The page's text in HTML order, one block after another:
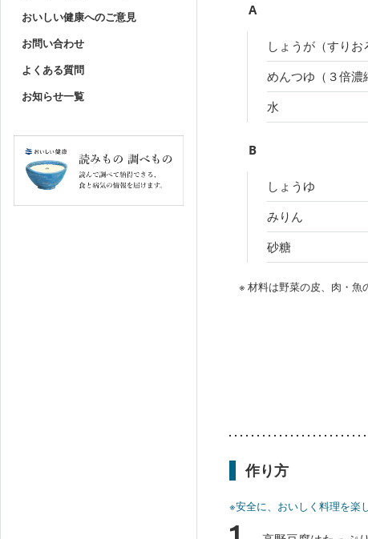
おいしい健康へのご意見
お問い合わせ
よくある質問
お知らせ一覧
A
しょうが（すりお
めんつゆ（３倍濃
水
B
しょうゆ
みりん
砂糖
※ 材料は野菜の皮、肉・魚
作り方
※安全に、おいしく料理を楽